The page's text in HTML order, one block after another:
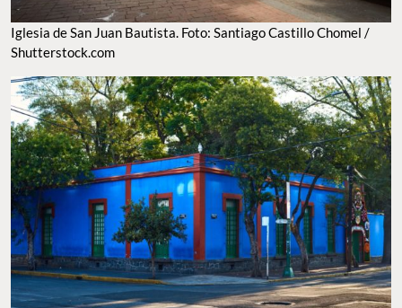
Iglesia de San Juan Bautista. Foto: Santiago Castillo Chomel /
Shutterstock.com